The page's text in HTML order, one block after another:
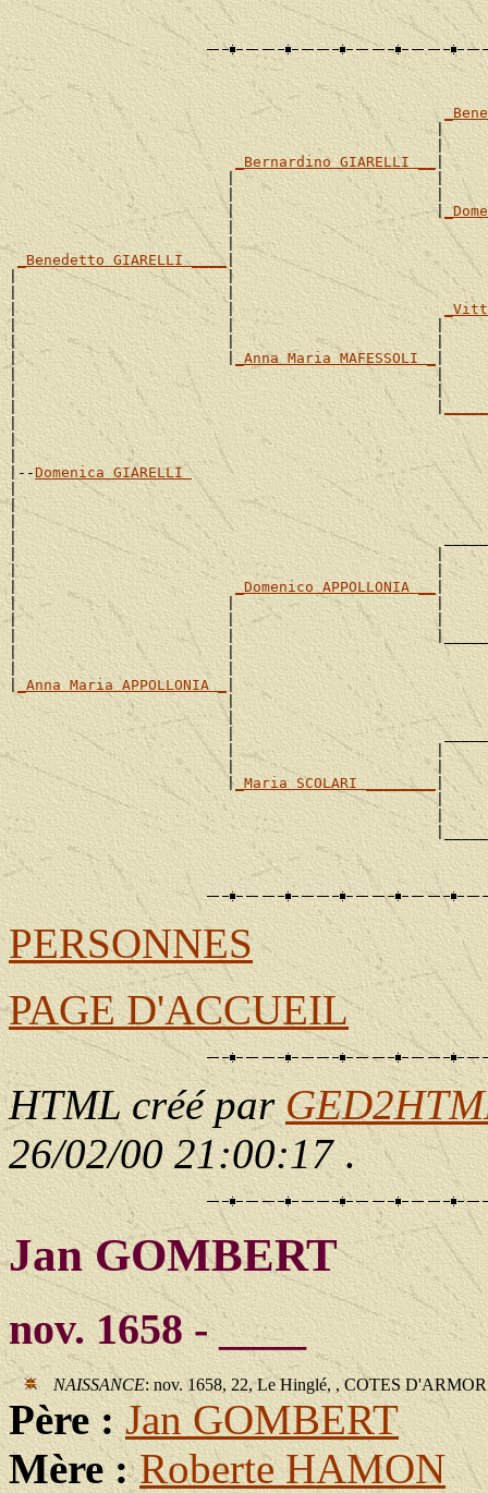
|
|
_Bernardino GIARELLI __
|
                         |                       |
|
|
_Benedetto GIARELLI ____|
|                        |
|                        |
|                        |
|                        |                       |
|                        |                       |
|                        |
_Anna Maria MAFESSOLI _
|
|                                                |
|                                                |
|                                                |
|
|
|--Domenica GIARELLI
|
|
|
|
|                                                |
|                                                |
|
_Domenico APPOLLONIA __ |
|                        |                       |
|                        |                       |
|                        |
|                        |
|                        |
|
_Anna Maria APPOLLONIA _
|
|
|
|                       |
|                       |
                         |
_Maria SCOLARI ________
|
|
|
PERSONNES
PAGE D'ACCUEIL
HTML créé par
26/02/00 21:00:17.
Jan GOMBERT
nov. 1658 - ____
NAISSANCE: nov. 1658, 22, Le Hinglé, , COTES D'ARMOR
Père :Jan GOMBERT
Mère :Roberte HAMON